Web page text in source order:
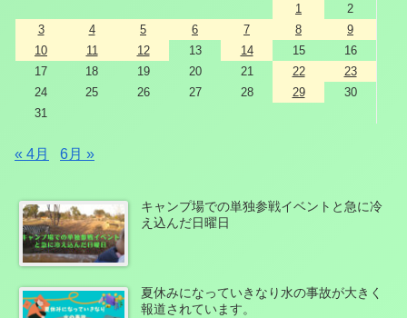
1
2
3
4 5 6 7 8
9
10
11 12 13 14 15
16
17
18 19 20 21 22
23
24
25 26 27 28 29
30
31
« 4月 6月 »
キャンプ場での単独参戦イベントと急に冷
え込んだ日曜日
夏休みになっていきなり水の事故が大きく
報道されています。